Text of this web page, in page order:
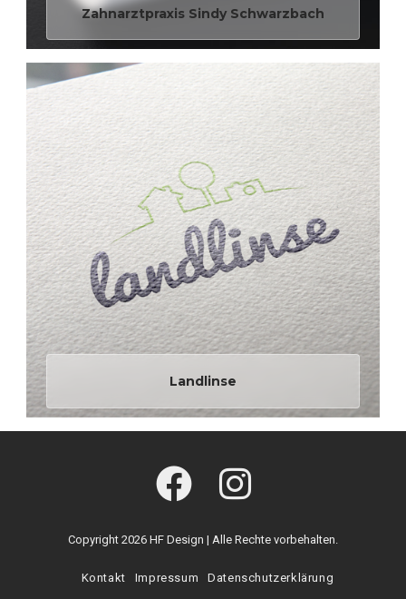
Zahnarztpraxis Sindy Schwarzbach
Landlinse
Copyright 2026 HF Design | Alle Rechte vorbehalten.
Kontakt Impressum Datenschutzerklärung